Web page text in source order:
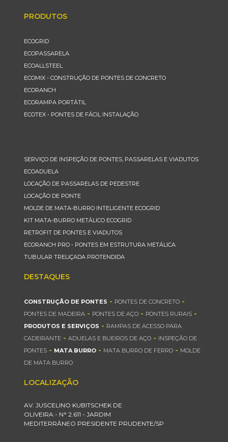
PRODUTOS
ECOGRID
ECOPASSARELA
ECOALLSTEEL
ECOMIX - CONSTRUÇÃO DE PONTES DE CONCRETO
ECORANCH
ECORAMPA PORTÁTIL
ECOTEX - PONTES DE FÁCIL INSTALAÇÃO
SERVIÇO DE INSPEÇÃO DE PONTES, PASSARELAS E VIADUTOS
ECOADUELA
LOCAÇÃO DE PASSARELAS DE PEDESTRE
LOCAÇÃO DE PONTE
MOLDE DE MATA-BURRO INTELIGENTE ECOGRID
KIT MATA-BURRO METÁLICO ECOGRID
RETROFIT DE PONTES E VIADUTOS
ECORANCH PRO - PONTES EM ESTRUTURA METÁLICA
TUBULAR TRELIÇADA PROTENDIDA
DESTAQUES
CONSTRUÇÃO DE PONTES - PONTES DE CONCRETO -
PONTES DE MADEIRA - PONTES DE AÇO - PONTES RURAIS -
PRODUTOS E SERVIÇOS - RAMPAS DE ACESSO PARA
CADEIRANTE -ADUELAS E BUEIROS DE AÇO - INSPEÇÃO DE
PONTES - MATA BURRO - MATA BURRO DE FERRO - MOLDE
DE MATA BURRO
LOCALIZAÇÃO
AV. JUSCELINO KUBITSCHEK DE
OLIVEIRA - N° 2.611 - JARDIM
MEDITERRÂNEO PRESIDENTE PRUDENTE/SP